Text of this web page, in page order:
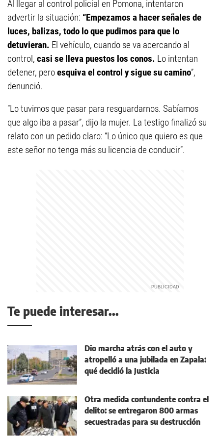
Al llegar al control policial en Pomona, intentaron
advertir la situación: “Empezamos a hacer señales de
luces, balizas, todo lo que pudimos para que lo
detuvieran. El vehículo, cuando se va acercando al
control, casi se lleva puestos los conos. Lo intentan
detener, peroesquiva el control y sigue su camino”,
denunció.
“Lo tuvimos que pasar para resguardarnos. Sabíamos
que algo iba a pasar”, dijo la mujer. La testigo finalizó su
relato con un pedido claro: “Lo único que quiero es que
este señor no tenga más su licencia de conducir”.
Te puede interesar...
Dio marcha atrás con el auto y
atropelló a una jubilada en Zapala:
qué decidió la Justicia
Otra medida contundente contra el
delito: se entregaron 800 armas
secuestradas para su destrucción